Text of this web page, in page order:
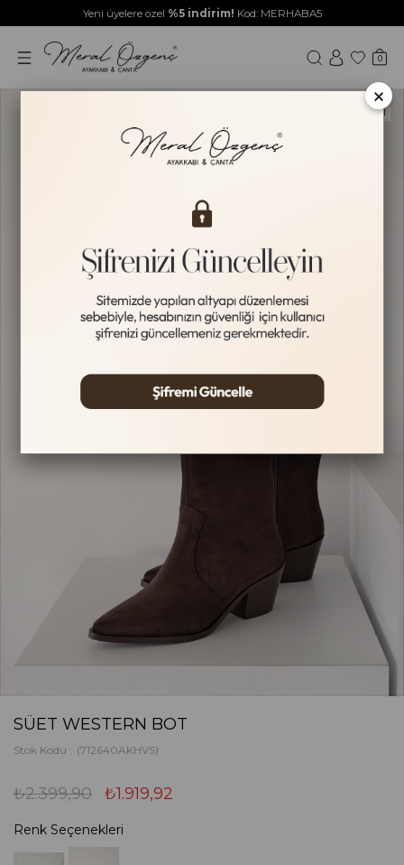
Yeni üyelere özel %5 indirim! Kod: MERHABA5
0
HAKİKİ DERİ
SÜET WESTERN BOT
Stok Kodu (712640AKHVS)
₺2.399,90 ₺1.919,92
Renk Seçenekleri
×